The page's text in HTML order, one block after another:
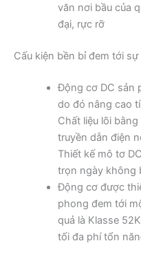
văn nơi bầu của
đại, rực rỡ
Cấu kiện bền bỉ đem tới
Động cơ DC sản
do đó nâng cao
Chất liệu lõi
truyền dẫn điện
Thiết kế mô tơ
trọn ngày không
Động cơ được
phong đem tới
quả là Klasse
tối đa phí tổn